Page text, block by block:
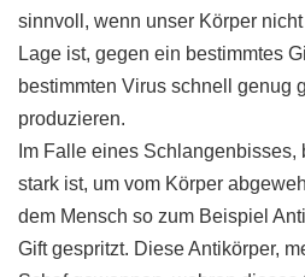
sinnvoll, wenn unser Körper
Lage ist, gegen ein bestimmtes
bestimmten Virus schnell genug
produzieren.
Im Falle eines Schlangenbisses,
stark ist, um vom Körper
dem Mensch so zum Beispiel
Gift gespritzt. Diese Antikörper,